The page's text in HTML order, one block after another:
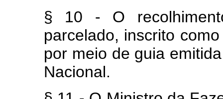
§ 10 - O
parcelado, inscrito
por meio de guia
Nacional.